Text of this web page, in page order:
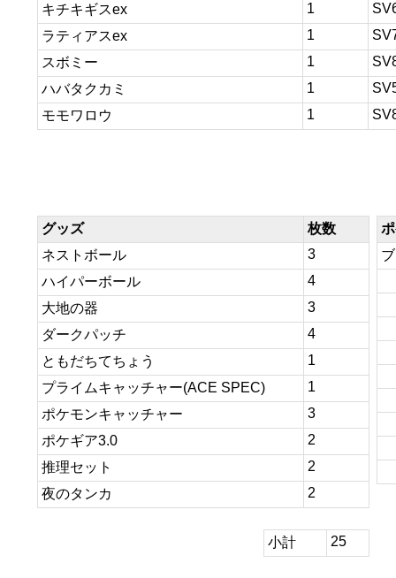
キチキギスex
1
ラティアスex
1
スボミー
1
ハバタクカミ
1
モモワロウ
1
グッズ
枚数
ネストボール
3
ハイパーボール
4
大地の器
3
ダークパッチ
4
ともだちてちょう
1
プライムキャッチャー(ACE SPEC)
1
ポケモンキャッチャー
3
ポケギア3.0
2
推理セット
2
夜のタンカ
2
小計 25